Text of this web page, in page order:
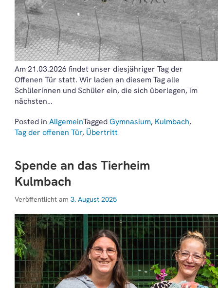
Am 21.03.2026 findet unser diesjähriger Tag der
Offenen Tür statt. Wir laden an diesem Tag alle
Schülerinnen und Schüler ein, die sich überlegen, im
nächsten…
Posted in AllgemeinTaggedGymnasium, Kulmbach,
Tag der offenen Tür, Übertritt
Spende an das Tierheim
Kulmbach
Veröffentlicht am 3. August 2025